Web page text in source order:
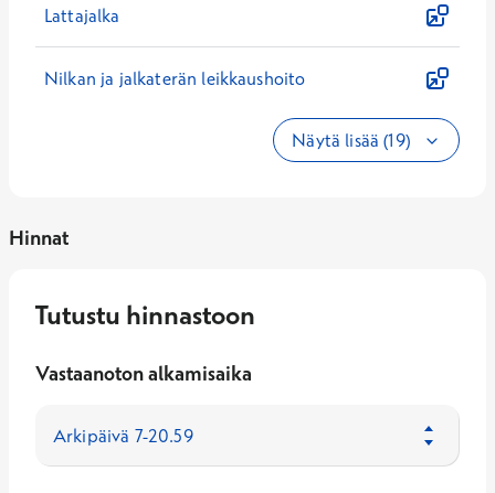
Lattajalka
Nilkan ja jalkaterän leikkaushoito
Näytä lisää (19)
Hinnat
Tutustu hinnastoon
Vastaanoton alkamisaika